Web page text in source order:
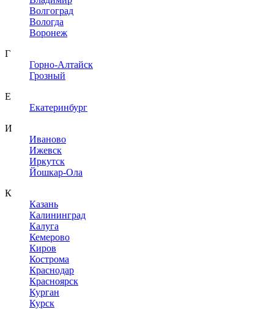
Волгоград
Вологда
Воронеж
Г
Горно-Алтайск
Грозный
Е
Екатеринбург
И
Иваново
Ижевск
Иркутск
Йошкар-Ола
К
Казань
Калининград
Калуга
Кемерово
Киров
Кострома
Краснодар
Красноярск
Курган
Курск